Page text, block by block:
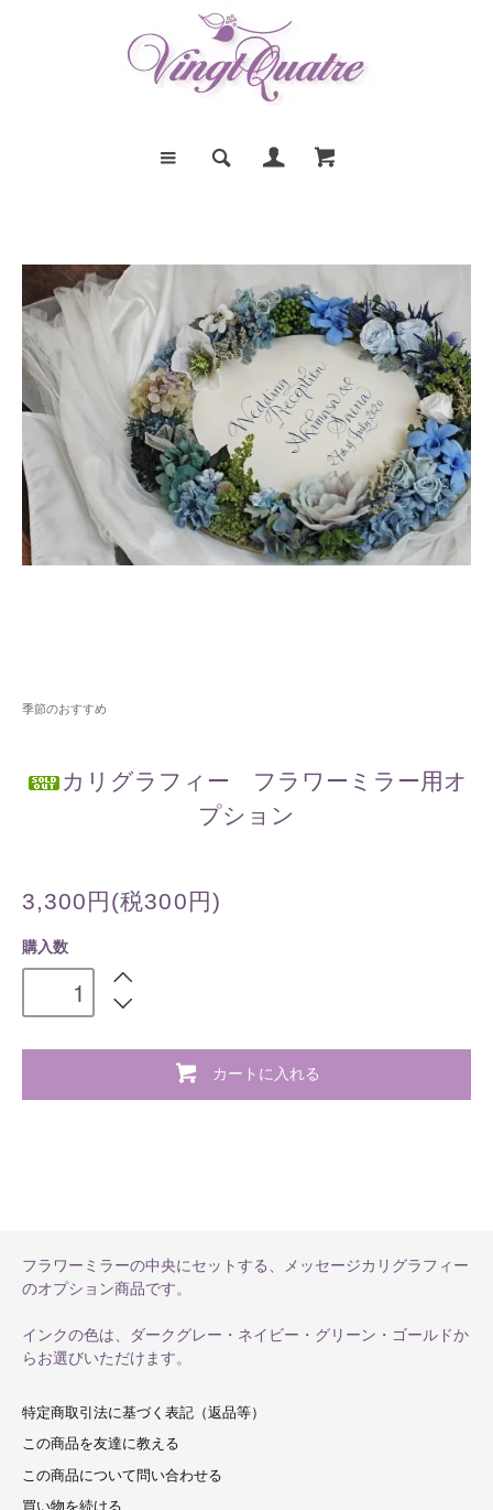
季節のおすすめ
カリグラフィー フラワーミラー用オ
プション
3,300円(税300円)
購入数
カートに入れる
フラワーミラーの中央にセットする、メッセージカリグラフィー
のオプション商品です。
インクの色は、ダークグレー・ネイビー・グリーン・ゴールドか
らお選びいただけます。
特定商取引法に基づく表記（返品等）
この商品を友達に教える
この商品について問い合わせる
買い物を続ける